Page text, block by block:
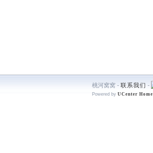
桃河窝窝 - 联系我们 -
Powered by UCenter Home